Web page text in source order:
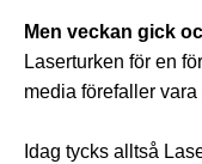
Men veckan gick
Laserturken för en
media förefaller
Idag tycks alltså